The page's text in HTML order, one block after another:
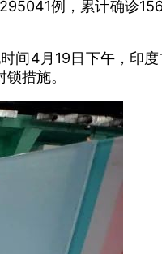
例，累计确诊
间4月19日下午，印
措施。